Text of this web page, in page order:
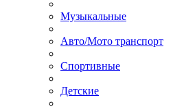
Музыкальные
Авто/Мото транспорт
Спортивные
Детские